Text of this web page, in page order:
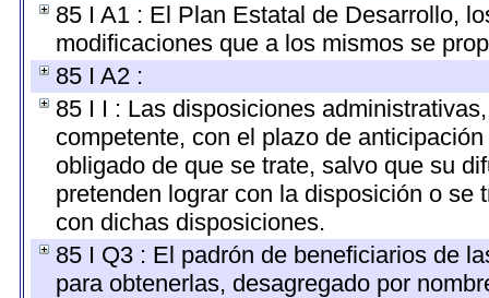
85 I A1 : El Plan Estatal de Desarrollo,
modificaciones que a los mismos se
85 I A2 :
85 I I : Las disposiciones
competente, con el plazo de
obligado de que se trate, salvo que su
pretenden lograr con la disposición o se
con dichas disposiciones.
85 I Q3 : El padrón de beneficiarios de
para obtenerlas, desagregado por